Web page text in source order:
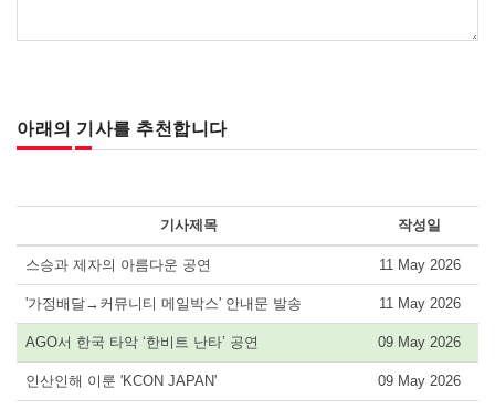
아래의 기사를 추천합니다
기사제목 작성일
스승과 제자의 아름다운 공연 11 May 2026
'가정배달→커뮤니티 메일박스' 안내문 발송 11 May 2026
AGO서 한국 타악 ‘한비트 난타’ 공연 09 May 2026
인산인해 이룬 'KCON JAPAN' 09 May 2026